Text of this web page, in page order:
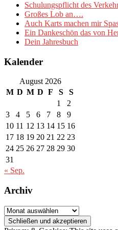
Schulungspflicht des
Großes Lob an….
Auch Karts machen mir
Ein Dankeschön das von
Dein Jahresbuch
Kalender
August 2026
M D M D F S
S
1
2
3
4 5 6 7 8
9
10 11 12 13 14 15 16
17 18 19 20 21 22 23
24 25 26 27 28 29 30
31
« Sep.
Archiv
Archiv